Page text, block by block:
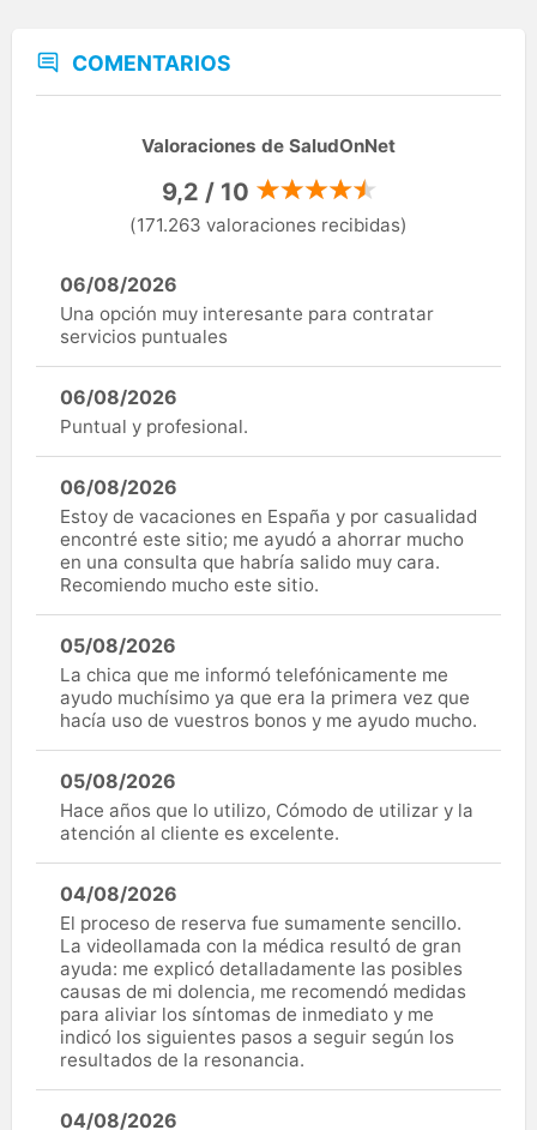
COMENTARIOS
Valoraciones de SaludOnNet
9,2 / 10
(171.263 valoraciones recibidas)
06/08/2026
Una opción muy interesante para contratar
servicios puntuales
06/08/2026
Puntual y profesional.
06/08/2026
Estoy de vacaciones en España y por casualidad
encontré este sitio; me ayudó a ahorrar mucho
en una consulta que habría salido muy cara.
Recomiendo mucho este sitio.
05/08/2026
La chica que me informó telefónicamente me
ayudo muchísimo ya que era la primera vez que
hacía uso de vuestros bonos y me ayudo mucho.
05/08/2026
Hace años que lo utilizo, Cómodo de utilizar y la
atención al cliente es excelente.
04/08/2026
El proceso de reserva fue sumamente sencillo.
La videollamada con la médica resultó de gran
ayuda: me explicó detalladamente las posibles
causas de mi dolencia, me recomendó medidas
para aliviar los síntomas de inmediato y me
indicó los siguientes pasos a seguir según los
resultados de la resonancia.
04/08/2026